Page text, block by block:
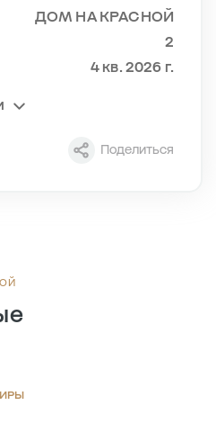
ДОМ НА КРАСНОЙ
2
4 кв. 2026 г.
5
Поделиться